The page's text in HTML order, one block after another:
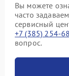
Вы можете
часто
сервисный
+7 (385) 254-
вопрос.